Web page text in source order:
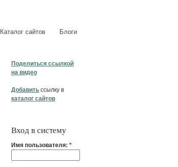
Каталог сайтов Блоги
Поделиться ссылкой
на видео
Добавить ссылку в
каталог сайтов
Вход в систему
Имя пользователя: *